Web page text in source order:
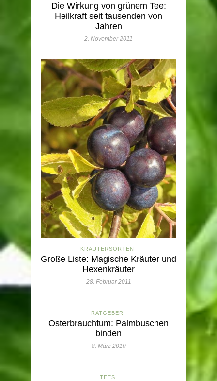
Die Wirkung von grünem Tee:
Heilkraft seit tausenden von
Jahren
2. November 2011
KRÄUTERSORTEN
Große Liste: Magische Kräuter und
Hexenkräuter
28. Februar 2011
RATGEBER
Osterbrauchtum: Palmbuschen
binden
8. März 2010
TEES